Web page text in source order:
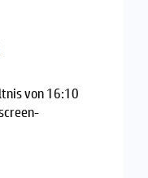
von 16:10